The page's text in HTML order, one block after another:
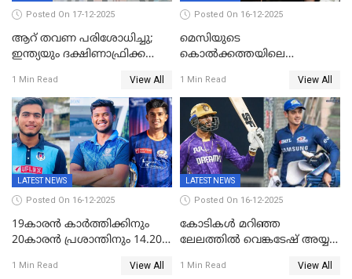
Posted On 17-12-2025
ആറ് തവണ പരിശോധിച്ചു;
ഇന്ത്യയും ദക്ഷിണാഫ്രിക്കയും
ഉപേക്ഷിച്ചു
1 Min Read View All
Posted On 16-12-2025
മെസിയുടെ
കൊൽക്കത്തയിലെ
സംഘർഷം: കായിക മന്ത്രി
അരൂപ് ബിശ്വാസ് രാജിവച്ചു
1 Min Read View All
LATEST NEWS
Posted On 16-12-2025
19കാരൻ കാർത്തിക്കിനും
20കാരൻ പ്രശാന്തിനും 14.20
കോടിക്ക് ഡൽഹിയിൽ;
1 Min Read View All
LATEST NEWS
Posted On 16-12-2025
കോടികൾ മറിഞ്ഞ
ലേലത്തിൽ വെങ്കടേഷ് അയ്യര്‍
ബംഗളൂരുവില്‍; ക്വിന്റണ്‍ ഡി
1 Min Read View All